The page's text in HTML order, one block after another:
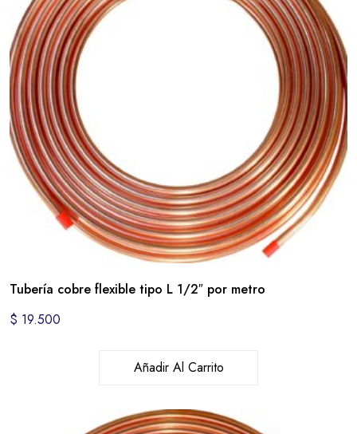
Tubería cobre flexible tipo L 1/2″ por metro
$ 19.500
Añadir Al Carrito